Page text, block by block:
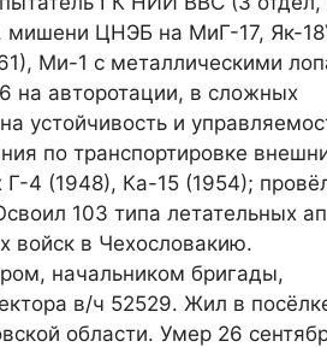
мишени ЦНЭБ на МиГ-17, Як-
Ми-1 с металлическими
авторотации, в сложных
устойчивость и
по транспортировке
4 (1948), Ка-15 (1954);
103 типа летательных
войск в Чехословакию.
начальником бригады,
в/ч 52529. Жил в
области. Умер 26